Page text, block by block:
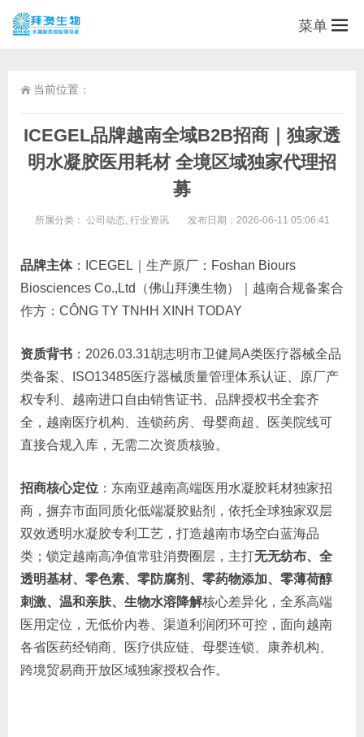
菜单
当前位置：
ICEGEL品牌越南全域B2B招商｜独家透
明水凝胶医用耗材 全境区域独家代理招
募
所属分类： 公司动态, 行业资讯 发布日期：2026-06-11 05:06:41
品牌主体：ICEGEL｜生产原厂：Foshan Biours
Biosciences Co.,Ltd（佛山拜澳生物）｜越南合规备案合
作方：CÔNG TY TNHH XINH TODAY
资质背书 ：2026.03.31胡志明市卫健局A类医疗器械全品
类备案、ISO13485医疗器械质量管理体系认证、原厂产
权专利、越南进口自由销售证书、品牌授权书全套齐
全，越南医疗机构、连锁药房、母婴商超、医美院线可
直接合规入库，无需二次资质核验。
招商核心定位 ：东南亚越南高端医用水凝胶耗材独家招
商，摒弃市面同质化低端凝胶贴剂，依托全球独家双层
双效透明水凝胶专利工艺，打造越南市场空白蓝海品
类；锁定越南高净值常驻消费圈层，主打无无纺布、全
透明基材、零色素、零防腐剂、零药物添加、零薄荷醇
刺激、温和亲肤、生物水溶降解核心差异化，全系高端
医用定位，无低价内卷、渠道利润闭环可控，面向越南
各省医药经销商、医疗供应链、母婴连锁、康养机构、
跨境贸易商开放区域独家授权合作。